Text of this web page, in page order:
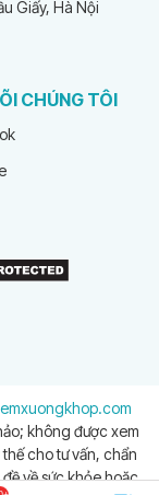
Giấy, Hà Nội
CHÚNG TÔI
không được xem
cho tư vấn, chẩn
về sức khỏe hoặc